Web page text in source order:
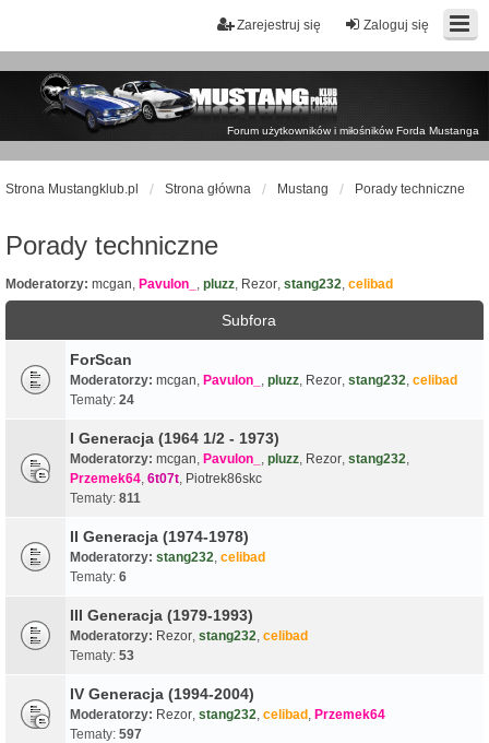
Zaloguj się
Zarejestruj się
Forum użytkowników i miłośników Forda Mustanga
Strona Mustangklub.pl Strona główna Mustang Porady techniczne
Porady techniczne
Moderatorzy: mcgan, Pavulon_ , pluzz, Rezor, stang232, celibad
Subfora
ForScan
Moderatorzy: mcgan, Pavulon_ , pluzz, Rezor, stang232, celibad
Tematy: 24
I Generacja (1964 1/2 - 1973)
Moderatorzy: mcgan, Pavulon_ , pluzz, Rezor, stang232,
Przemek64, 6t07t, Piotrek86skc
Tematy: 811
II Generacja (1974-1978)
Moderatorzy: stang232, celibad
Tematy: 6
III Generacja (1979-1993)
Moderatorzy: Rezor, stang232, celibad
Tematy: 53
IV Generacja (1994-2004)
Moderatorzy: Rezor, stang232, celibad, Przemek64
Tematy: 597